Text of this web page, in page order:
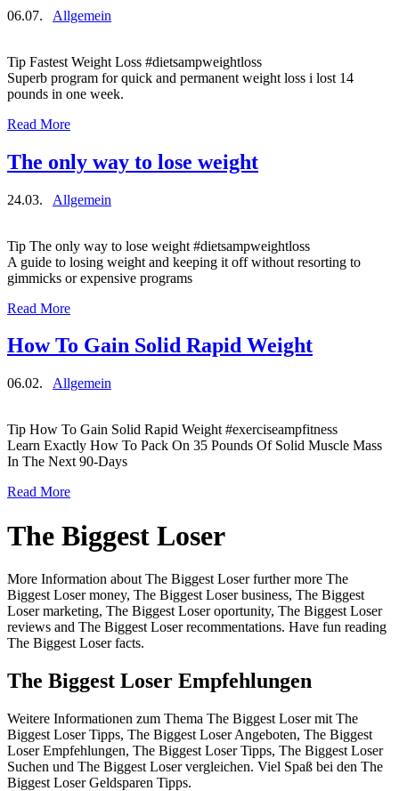
06.07. Allgemein
Tip Fastest Weight Loss #dietsampweightloss
Superb program for quick and permanent weight loss i lost 14
pounds in one week.
Read More
The only way to lose weight
24.03. Allgemein
Tip The only way to lose weight #dietsampweightloss
A guide to losing weight and keeping it off without resorting to
gimmicks or expensive programs
Read More
How To Gain Solid Rapid Weight
06.02. Allgemein
Tip How To Gain Solid Rapid Weight #exerciseampfitness
Learn Exactly How To Pack On 35 Pounds Of Solid Muscle Mass
In The Next 90-Days
Read More
The Biggest Loser
More Information about The Biggest Loser further more The
Biggest Loser money, The Biggest Loser business, The Biggest
Loser marketing, The Biggest Loser oportunity, The Biggest Loser
reviews and The Biggest Loser recommentations. Have fun reading
The Biggest Loser facts.
The Biggest Loser Empfehlungen
Weitere Informationen zum Thema The Biggest Loser mit The
Biggest Loser Tipps, The Biggest Loser Angeboten, The Biggest
Loser Empfehlungen, The Biggest Loser Tipps, The Biggest Loser
Suchen und The Biggest Loser vergleichen. Viel Spaß bei den The
Biggest Loser Geldsparen Tipps.